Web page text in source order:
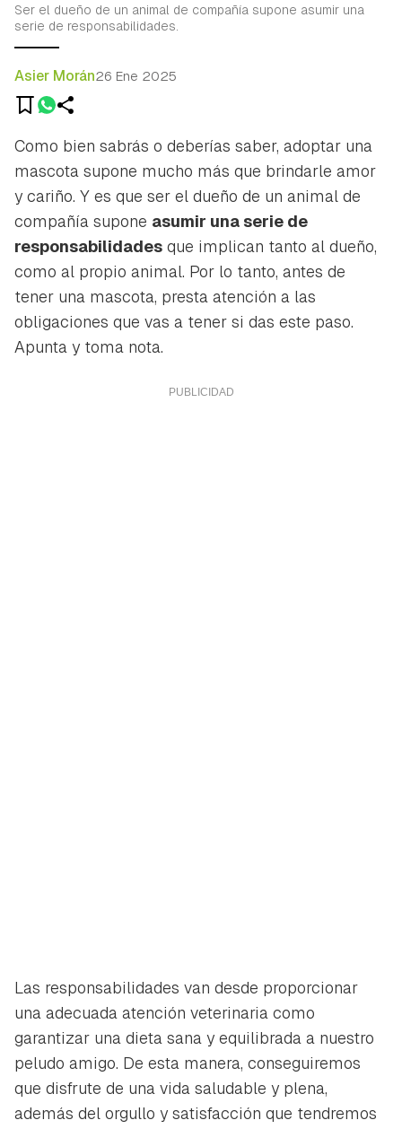
Ser el dueño de un animal de compañía supone asumir una
serie de responsabilidades.
Asier Morán26 Ene 2025
Como bien sabrás o deberías saber, adoptar una
mascota supone mucho más que brindarle amor
y cariño. Y es que ser el dueño de un animal de
compañía supone asumir una serie de
responsabilidades que implican tanto al dueño,
como al propio animal. Por lo tanto, antes de
tener una mascota, presta atención a las
obligaciones que vas a tener si das este paso.
Apunta y toma nota.
Las responsabilidades van desde proporcionar
una adecuada atención veterinaria como
garantizar una dieta sana y equilibrada a nuestro
peludo amigo. De esta manera, conseguiremos
que disfrute de una vida saludable y plena,
además del orgullo y satisfacción que tendremos